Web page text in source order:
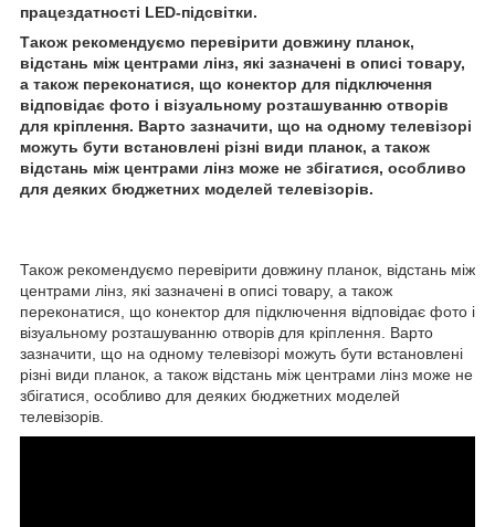
працездатності LED-підсвітки.
Також рекомендуємо перевірити довжину планок,
відстань між центрами лінз, які зазначені в описі товару,
а також переконатися, що конектор для підключення
відповідає фото і візуальному розташуванню отворів
для кріплення. Варто зазначити, що на одному телевізорі
можуть бути встановлені різні види планок, а також
відстань між центрами лінз може не збігатися, особливо
для деяких бюджетних моделей телевізорів.
Також рекомендуємо перевірити довжину планок, відстань між
центрами лінз, які зазначені в описі товару, а також
переконатися, що конектор для підключення відповідає фото і
візуальному розташуванню отворів для кріплення. Варто
зазначити, що на одному телевізорі можуть бути встановлені
різні види планок, а також відстань між центрами лінз може не
збігатися, особливо для деяких бюджетних моделей
телевізорів.